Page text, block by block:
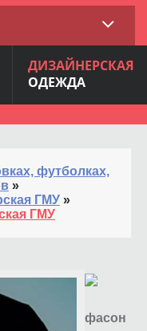
ДИЗАЙНЕРСКАЯ
ОДЕЖДА
футболках,
»
ГМУ »
ГМУ
фасон